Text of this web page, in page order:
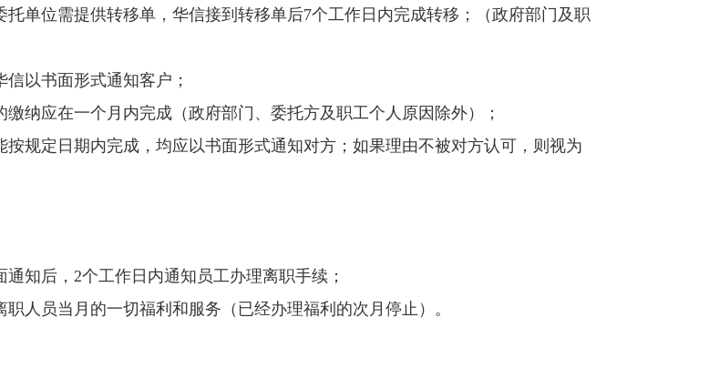
单位需提供转移单，华信接到转移单后7个工作日内完成转移；（政府部门及职
以书面形式通知客户；
纳应在一个月内完成（政府部门、委托方及职工个人原因除外）；
规定日期内完成，均应以书面形式通知对方；如果理由不被对方认可，则视为
知后，2个工作日内通知员工办理离职手续；
人员当月的一切福利和服务（已经办理福利的次月停止）。